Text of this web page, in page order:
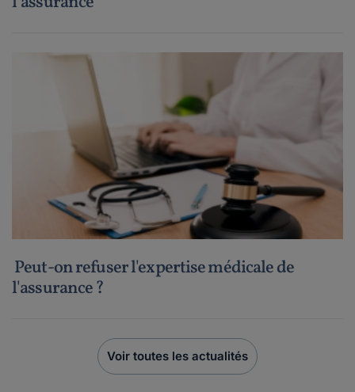
Peut-on refuser l'expertise médicale de
l'assurance ?
Voir toutes les actualités